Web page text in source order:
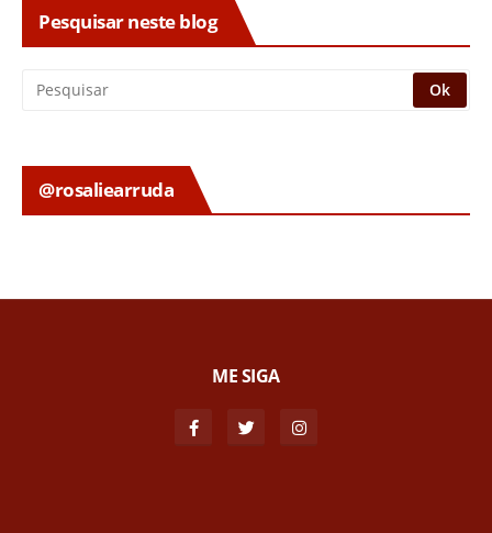
Pesquisar neste blog
@rosaliearruda
ME SIGA